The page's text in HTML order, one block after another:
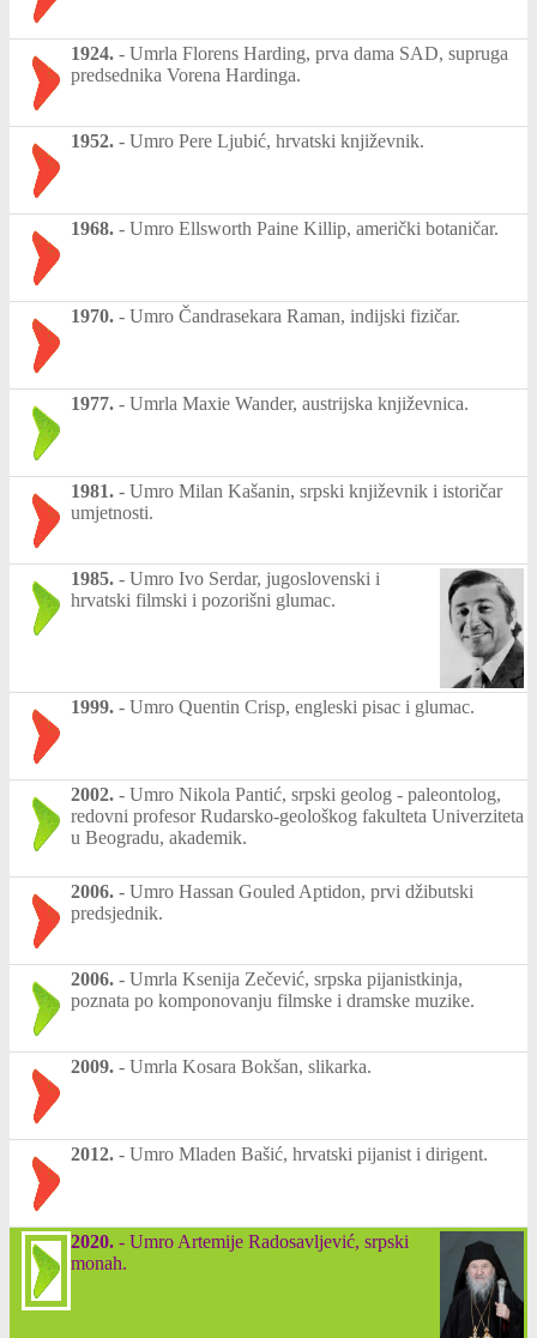
1924. - Umrla Florens Harding, prva dama SAD, supruga
predsednika Vorena Hardinga.
1952. - Umro Pere Ljubić, hrvatski književnik.
1968. - Umro Ellsworth Paine Killip, američki botaničar.
1970. - Umro Čandrasekara Raman, indijski fizičar.
1977. - Umrla Maxie Wander, austrijska književnica.
1981. - Umro Milan Kašanin, srpski književnik i istoričar
umjetnosti.
1985. - Umro Ivo Serdar, jugoslovenski i
hrvatski filmski i pozorišni glumac.
1999. - Umro Quentin Crisp, engleski pisac i glumac.
2002. - Umro Nikola Pantić, srpski geolog - paleontolog,
redovni profesor Rudarsko-geološkog fakulteta Univerziteta
u Beogradu, akademik.
2006. - Umro Hassan Gouled Aptidon, prvi džibutski
predsjednik.
2006. - Umrla Ksenija Zečević, srpska pijanistkinja,
poznata po komponovanju filmske i dramske muzike.
2009. - Umrla Kosara Bokšan, slikarka.
2012. - Umro Mladen Bašić, hrvatski pijanist i dirigent.
2020. - Umro Artemije Radosavljević, srpski
monah.